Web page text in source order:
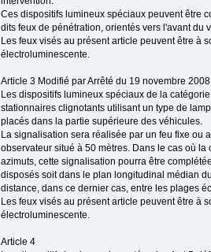
Ces dispositifs lumineux spéciaux peuvent être
dits feux de pénétration, orientés vers l'avant du
Les feux visés au présent article peuvent être à
électroluminescente.
Article 3 Modifié par Arrêté du 19 novembre 2008
Les dispositifs lumineux spéciaux de la
stationnaires clignotants utilisant un type de
placés dans la partie supérieure des véhicules.
La signalisation sera réalisée par un feu fixe ou
observateur situé à 50 mètres. Dans le cas où
azimuts, cette signalisation pourra être
disposés soit dans le plan longitudinal médian
distance, dans ce dernier cas, entre les plages
Les feux visés au présent article peuvent être à
électroluminescente.
Article 4